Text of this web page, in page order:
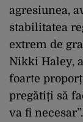
agresiunea,
stabilitatea
extrem de
Nikki Haley,
foarte
pregătiți să
va fi necesar”.